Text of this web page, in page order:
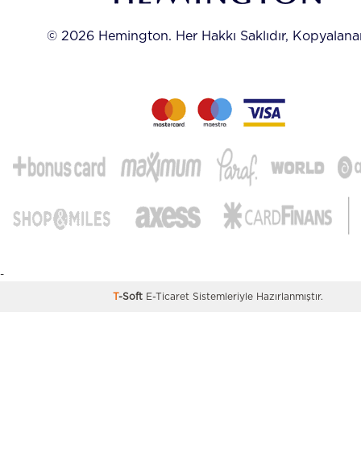
© 2026 Hemington. Her Hakkı Saklıdır,
-
T-Soft E-TicaretSistemleriyle Hazırlanmıştır.